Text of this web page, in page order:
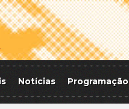
Notícias Programação